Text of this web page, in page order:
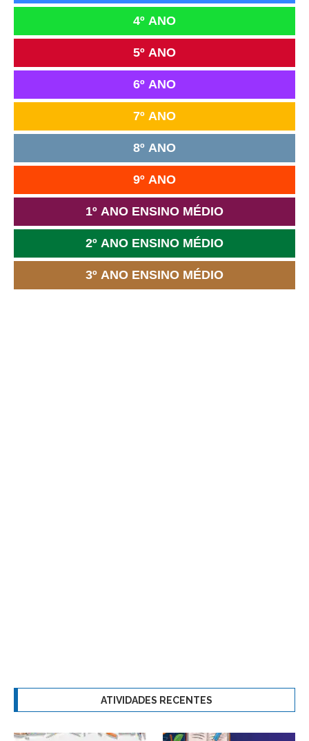
4º ANO
5º ANO
6º ANO
7º ANO
8º ANO
9º ANO
1º ANO ENSINO MÉDIO
2º ANO ENSINO MÉDIO
3º ANO ENSINO MÉDIO
ATIVIDADES RECENTES